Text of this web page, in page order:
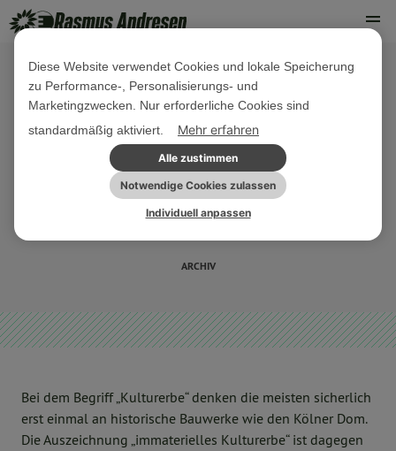
23. MÄRZ 2018
Rede (zu Protokoll gegeben):
Bewerbung immaterielles UNESCO-
Weltkulturerbe „Deutsch-dänisches
Grenzland“ unterstützen
ARCHIV
Bei dem Begriff „Kulturerbe“ denken die meisten sicherlich
erst einmal an historische Bauwerke wie den Kölner Dom.
Die Auszeichnung „immaterielles Kulturerbe“ ist dagegen
Diese Website verwendet Cookies und lokale Speicherung
zu Performance-, Personalisierungs- und
Marketingzwecken. Nur erforderliche Cookies sind
standardmäßig aktiviert.
Mehr erfahren
Alle zustimmen
Notwendige Cookies zulassen
Individuell anpassen